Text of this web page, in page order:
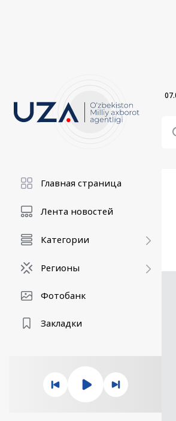
Главная страница
Лента новостей
Категории
Регионы
Фотобанк
Закладки